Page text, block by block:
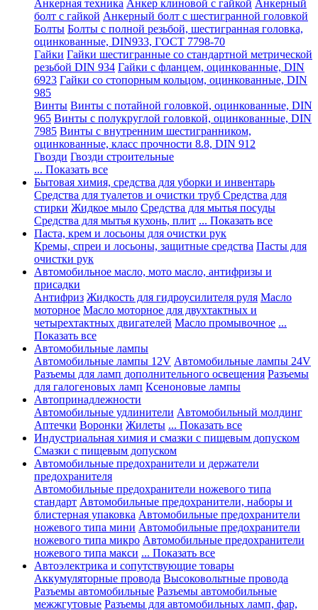
Анкерная техника Анкер клиновой с гайкой Анкерный
болт с гайкой Анкерный болт с шестигранной головкой
Болты Болты с полной резьбой, шестигранная головка,
оцинкованные, DIN933, ГОСТ 7798-70
Гайки Гайки шестигранные со стандартной метрической
резьбой DIN 934 Гайки с фланцем, оцинкованные, DIN
6923 Гайки со стопорным кольцом, оцинкованные, DIN
985
Винты Винты с потайной головкой, оцинкованные, DIN
965 Винты с полукруглой головкой, оцинкованные, DIN
7985 Винты с внутренним шестигранником,
оцинкованные, класс прочности 8.8, DIN 912
Гвозди Гвозди строительные
... Показать все
Бытовая химия, средства для уборки и инвентарь
Средства для туалетов и очистки труб Средства для
стирки Жидкое мыло Средства для мытья посуды
Средства для мытья кухонь, плит ... Показать все
Паста, крем и лосьоны для очистки рук
Кремы, спреи и лосьоны, защитные средства Пасты для
очистки рук
Автомобильное масло, мото масло, антифризы и
присадки
Антифриз Жидкость для гидроусилителя руля Масло
моторное Масло моторное для двухтактных и
четырехтактных двигателей Масло промывочное ...
Показать все
Автомобильные лампы
Автомобильные лампы 12V Автомобильные лампы 24V
Разъемы для ламп дополнительного освещения Разъемы
для галогеновых ламп Ксеноновые лампы
Автопринадлежности
Автомобильные удлинители Автомобильный молдинг
Аптечки Воронки Жилеты ... Показать все
Индустриальная химия и смазки с пищевым допуском
Смазки с пищевым допуском
Автомобильные предохранители и держатели
предохранителя
Автомобильные предохранители ножевого типа
стандарт Автомобильные предохранители, наборы и
блистерная упаковка Автомобильные предохранители
ножевого типа мини Автомобильные предохранители
ножевого типа микро Автомобильные предохранители
ножевого типа макси ... Показать все
Автоэлектрика и сопутствующие товары
Аккумуляторные провода Высоковольтные провода
Разъемы автомобильные Разъемы автомобильные
межжгутовые Разъемы для автомобильных ламп, фар,